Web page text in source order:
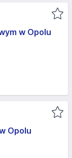
w Opolu
Opolu